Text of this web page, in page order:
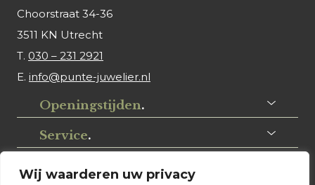
Wij waarderen uw privacy
Choorstraat 34-36
3511 KN Utrecht
T. 030 – 231 2921
E. info@punte-juwelier.nl
Openingstijden.
Service.
Volg ons